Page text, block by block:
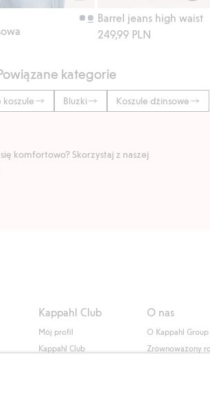
Barrel jeans high waist
249,99 PLN
kategorie
koszule Bluzki Koszule dżinsowe
komfortowo? Skorzystaj z naszej
Kappahl Club
Mój profil
Kappahl Club
O nas
O Kappahl Group
Zrównoważony